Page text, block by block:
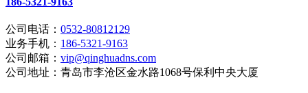
公司电话： 0532-80812129
业务手机： 186-5321-9163
公司邮箱： vip@qinghuadns.com
公司地址：青岛市李沧区金水路1068号保利中央大厦